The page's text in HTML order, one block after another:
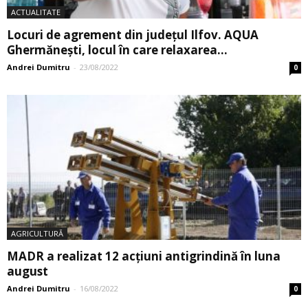
ACTUALITATE
Locuri de agrement din județul Ilfov. AQUA
Ghermănești, locul în care relaxarea...
Andrei Dumitru - 23/08/2022 0
AGRICULTURĂ
MADR a realizat 12 acțiuni antigrindină în luna
august
Andrei Dumitru - 16/08/2022 0